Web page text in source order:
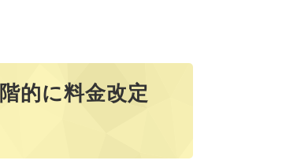
的に料金改定